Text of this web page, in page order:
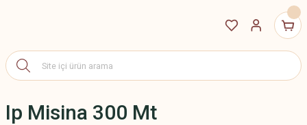
Ip Misina 300 Mt